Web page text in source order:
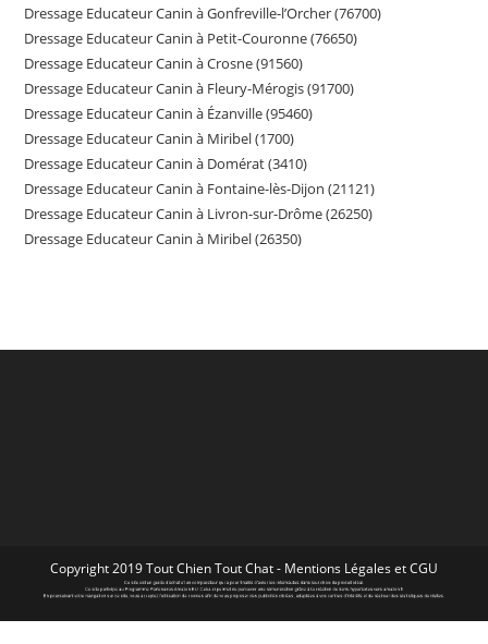
Dressage Educateur Canin à Gonfreville-l’Orcher (76700)
Dressage Educateur Canin à Petit-Couronne (76650)
Dressage Educateur Canin à Crosne (91560)
Dressage Educateur Canin à Fleury-Mérogis (91700)
Dressage Educateur Canin à Ézanville (95460)
Dressage Educateur Canin à Miribel (1700)
Dressage Educateur Canin à Domérat (3410)
Dressage Educateur Canin à Fontaine-lès-Dijon (21121)
Dressage Educateur Canin à Livron-sur-Drôme (26250)
Dressage Educateur Canin à Miribel (26350)
Copyright 2019 Tout Chien Tout Chat - Mentions Légales et CGU